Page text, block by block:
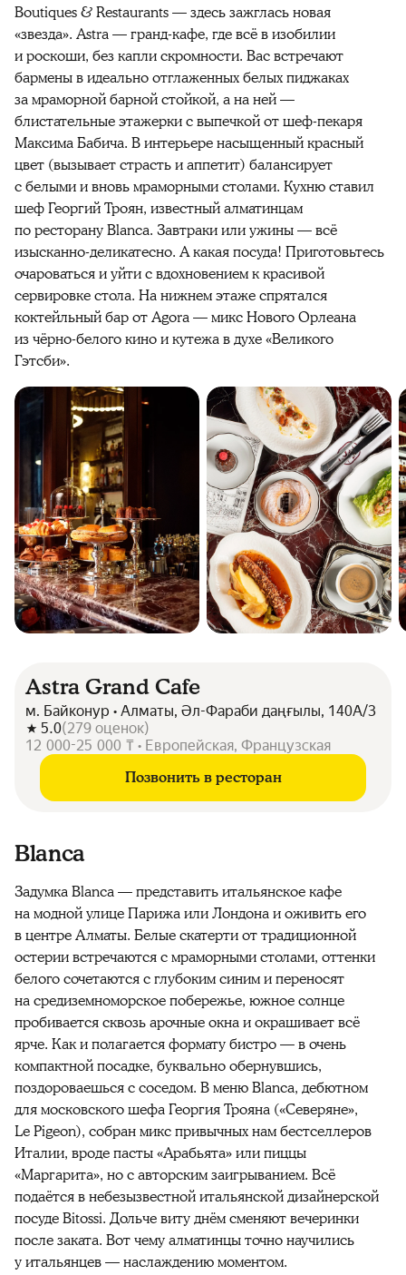
Boutiques & Restaurants — здесь зажглась новая
«звезда». Astra — гранд-кафе, где всё в изобилии
и роскоши, без капли скромности. Вас встречают
бармены в идеально отглаженных белых пиджаках
за мраморной барной стойкой, а на ней —
блистательные этажерки с выпечкой от шеф-пекаря
Максима Бабича. В интерьере насыщенный красный
цвет (вызывает страсть и аппетит) балансирует
с белыми и вновь мраморными столами. Кухню ставил
шеф Георгий Троян, известный алматинцам
по ресторану Blanca. Завтраки или ужины — всё
изысканно-деликатесно. А какая посуда! Приготовьтесь
очароваться и уйти с вдохновением к красивой
сервировке стола. На нижнем этаже спрятался
коктейльный бар от Agora — микс Нового Орлеана
из чёрно-белого кино и кутежа в духе «Великого
Гэтсби».
Astra Grand Cafe
м. Байконур • Алматы, Әл-Фараби даңғылы, 140А/3
5.0(279 оценок)
12 000-25 000 ₸ • Европейская, Французская
Позвонить в ресторан
Blanca
Задумка Blanca — представить итальянское кафе
на модной улице Парижа или Лондона и оживить его
в центре Алматы. Белые скатерти от традиционной
остерии встречаются с мраморными столами, оттенки
белого сочетаются с глубоким синим и переносят
на средиземноморское побережье, южное солнце
пробивается сквозь арочные окна и окрашивает всё
ярче. Как и полагается формату бистро — в очень
компактной посадке, буквально обернувшись,
поздороваешься с соседом. В меню Blanca, дебютном
для московского шефа Георгия Трояна («Северяне»,
Le Pigeon), собран микс привычных нам бестселлеров
Италии, вроде пасты «Арабьята» или пиццы
«Маргарита», но с авторским заигрыванием. Всё
подаётся в небезызвестной итальянской дизайнерской
посуде Bitossi. Дольче виту днём сменяют вечеринки
после заката. Вот чему алматинцы точно научились
у итальянцев — наслаждению моментом.